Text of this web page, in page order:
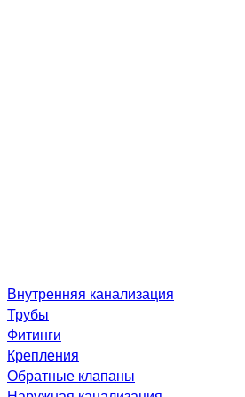
Внутренняя канализация
Трубы
Фитинги
Крепления
Обратные клапаны